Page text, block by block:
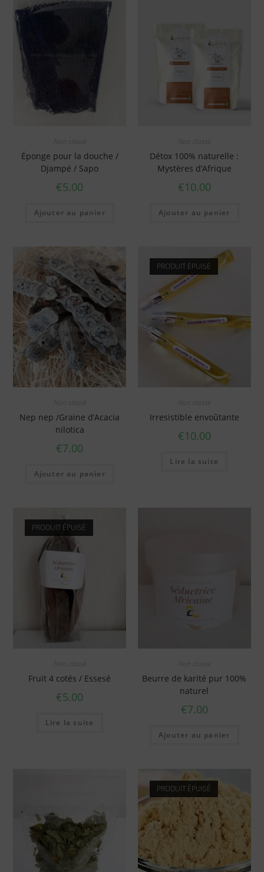
Non classé
Éponge pour la douche /
Djampé / Sapo
€5.00
Ajouter au panier
Non classé
Détox 100% naturelle :
Mystères d’Afrique
€10.00
Ajouter au panier
Non classé
Nep nep /Graine d’Acacia
nilotica
€7.00
Ajouter au panier
PRODUIT ÉPUISÉ
Non classé
Irresistible envoûtante
€10.00
Lire la suite
PRODUIT ÉPUISÉ
Non classé
Fruit 4 cotés / Essesé
€5.00
Lire la suite
Non classé
Beurre de karité pur 100%
naturel
€7.00
Ajouter au panier
PRODUIT ÉPUISÉ